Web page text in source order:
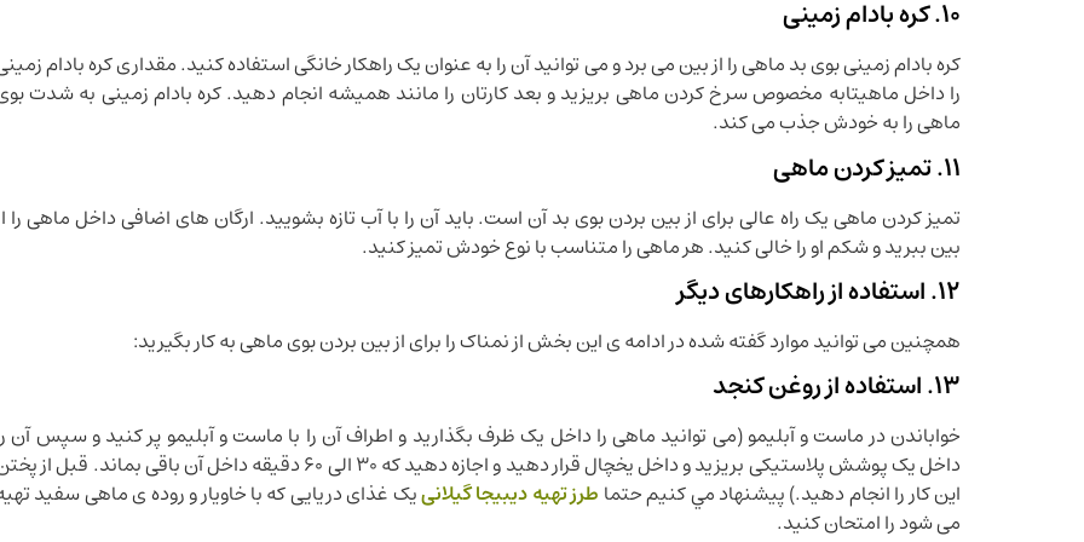
10. کره بادام زمینی
کره بادام زمینی بوی بد ماهی را از بین می برد و می توانید آن را به عنوان یک راهکار خانگی استفاده کنید. مقداری کره بادام
را داخل ماهیتابه مخصوص سرخ کردن ماهی بریزید و بعد کارتان را مانند همیشه انجام دهید. کره بادام زمینی به شدت
ماهی را به خودش جذب می کند.
11. تمیز کردن ماهی
تمیز کردن ماهی یک راه عالی برای از بین بردن بوی بد آن است. باید آن را با آب تازه بشویید. ارگان های اضافی داخل ماهی را
بین ببرید و شکم او را خالی کنید. هر ماهی را متناسب با نوع خودش تمیز کنید.
12. استفاده از راهکارهای دیگر
همچنین می توانید موارد گفته شده در ادامه ی این بخش از نمناک را برای از بین بردن بوی ماهی به کار بگیرید:
13. استفاده از روغن کنجد
خواباندن در ماست و آبلیمو (می توانید ماهی را داخل یک ظرف بگذارید و اطراف آن را با ماست و آبلیمو پر کنید و سپس آن
داخل یک پوشش پلاستیکی بریزید و داخل یخچال قرار دهید و اجازه دهید که 30 الی 60 دقیقه داخل آن باقی بماند. قبل از
این کار را انجام دهید.) پيشنهاد مي كنيم حتما طرز تهیه دیبیجا گیلانییک غذای دریایی که با خاویار و روده ی ماهی سفید
می شود را امتحان كنيد.